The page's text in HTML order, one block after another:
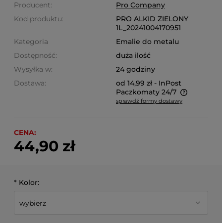
Producent:
Pro Company
Kod produktu:
PRO ALKID ZIELONY
1L_20241004170951
Kategoria
Emalie do metalu
Dostępność:
duża ilość
Wysyłka w:
24 godziny
Dostawa:
od 14,99 zł - InPost
Paczkomaty 24/7
Cena nie zawiera ewentualnych kosztów płatności
sprawdź formy dostawy
CENA:
44,90 zł
* Kolor: